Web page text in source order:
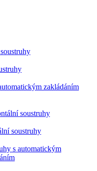
zakládáním
soustruhy
soustruhy
s automatickým